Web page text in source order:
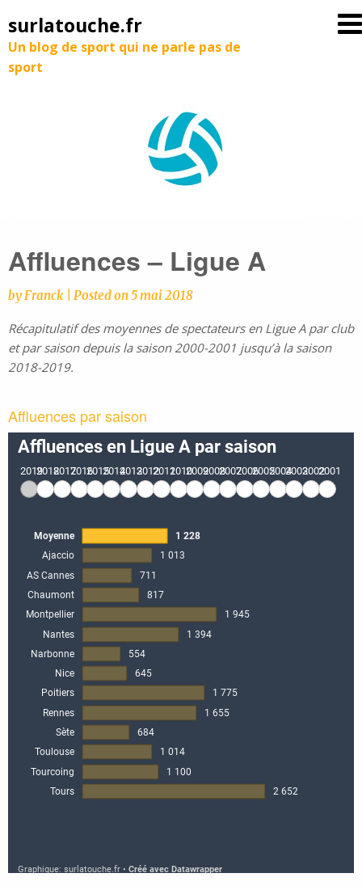
surlatouche.fr
Un blog de sport qui ne parle pas de
sport
Affluences – Ligue A
byFranck Posted on5 mai 2018
Récapitulatif des moyennes de spectateurs en Ligue A par club
et par saison depuis la saison 2000-2001 jusqu’à la saison
2018-2019.
Affluences par saison